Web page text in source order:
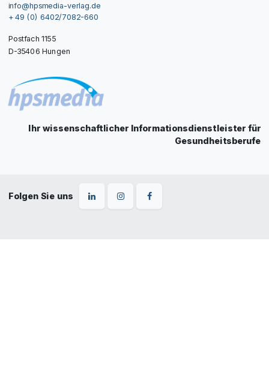
info@hpsmedia-verlag.de
+ 49 (0) 6402/7082-660
Postfach 1155
D-35406 Hungen
Ihr wissenschaftlicher Informationsdienstleister für
Gesundheitsberufe
Folgen Sie uns